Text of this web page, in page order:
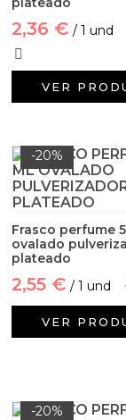
2,36 € / 1 und
VER
-20%
Frasco perfume
ovalado
plateado
2,55 € / 1 und
VER
-20%
Aditivos para
Accesorios
Conchas,
Materiales
Cosmética
Aceites y